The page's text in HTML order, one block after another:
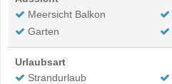
Meersicht Balkon
Garten
Urlaubsart
Strandurlaub